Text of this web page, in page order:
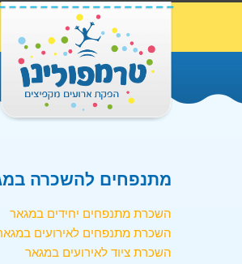
מתנפחים להשכרה
השכרת מתנפחים יחידים במגאר
השכרת מתנפחים לאירועים
השכרת ציוד לאירועים במגאר